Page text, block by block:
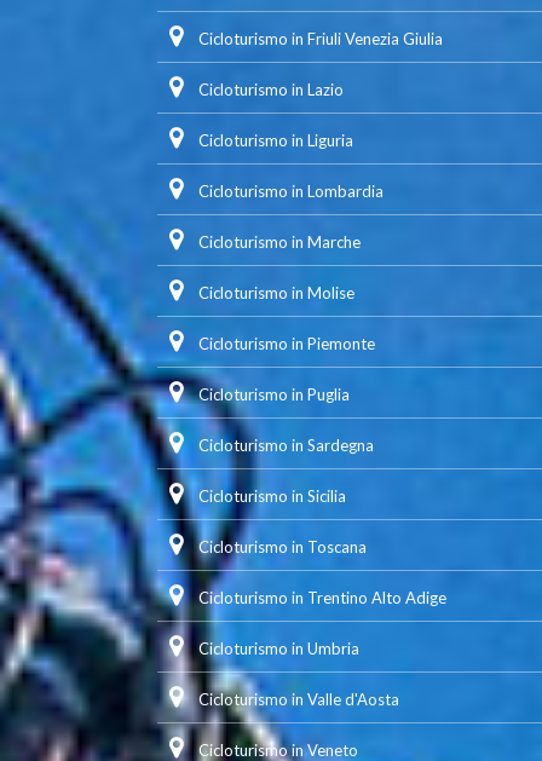
Cicloturismo in Friuli Venezia Giulia
Cicloturismo in Lazio
Cicloturismo in Liguria
Cicloturismo in Lombardia
Cicloturismo in Marche
Cicloturismo in Molise
Cicloturismo in Piemonte
Cicloturismo in Puglia
Cicloturismo in Sardegna
Cicloturismo in Sicilia
Cicloturismo in Toscana
Cicloturismo in Trentino Alto Adige
Cicloturismo in Umbria
Cicloturismo in Valle d'Aosta
Cicloturismo in Veneto